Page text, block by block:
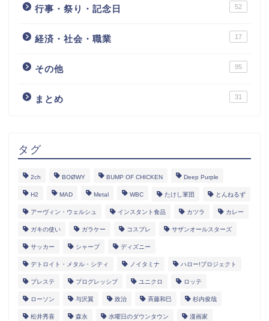
行事・祭り・記念日 52
経済・社会・職業 17
その他 95
まとめ 31
タグ
2ch BOØWY BUMP OF CHICKEN Deep Purple
H2 MAD Metal WBC たけし軍団 とんねるず
アーヴィン・ウェルシュ インスタント食品 カツラ カレー
ガキの使い ガラケー コスプレ サザンオールスターズ
サッカー シャープ ディズニー
デトロイト・メタル・シティ ノイタミナ ハロー!プロジェクト
プレステ プログレッシブ ユニクロ ロッテ
ローソン 与沢翼 政治 斉藤和巳 杉内俊哉
松井秀喜 森永 水曜日のダウンタウン 漫画家